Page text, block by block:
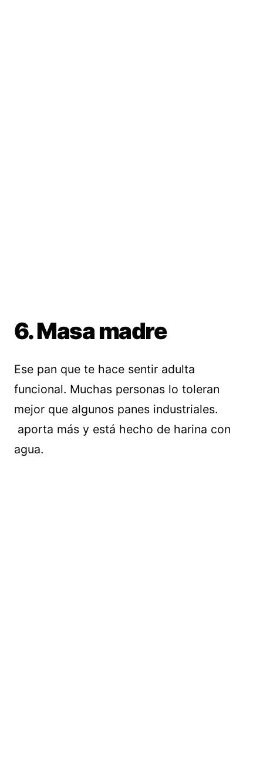
6. Masa madre
Ese pan que te hace sentir adulta
funcional. Muchas personas lo toleran
mejor que algunos panes industriales.
aporta más y está hecho de harina con
agua.